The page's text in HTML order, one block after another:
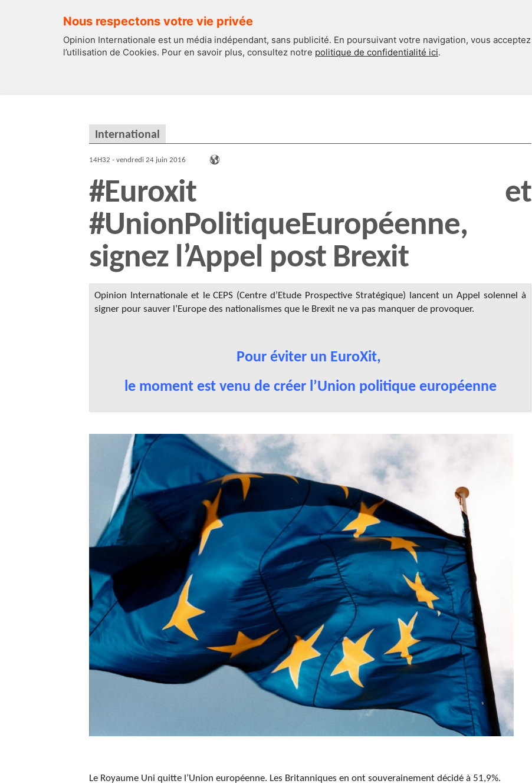
Nous respectons votre vie privée
Opinion Internationale est un média indépendant, sans publicité. En poursuivant votre navigation, vous acceptez
l’utilisation de Cookies. Pour en savoir plus, consultez notre politique de confidentialité ici.
International
14H32 - vendredi 24 juin 2016
#Euroxit et
#UnionPolitiqueEuropéenne,
signez l’Appel post Brexit
Opinion Internationale et le CEPS (Centre d’Etude Prospective Stratégique) lancent un Appel solennel à
signer pour sauver l’Europe des nationalismes que le Brexit ne va pas manquer de provoquer.
Pour éviter un EuroXit,
le moment est venu de créer l’Union politique européenne
Le Royaume Uni quitte l’Union européenne. Les Britanniques en ont souverainement décidé à 51,9%.